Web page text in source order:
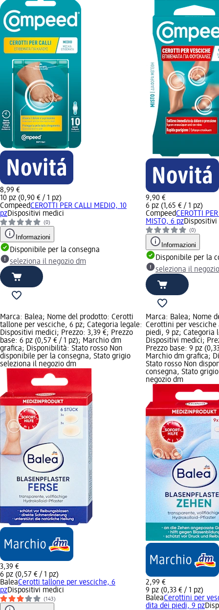
8,99 €
10 pz (0,90 € / 1 pz)
CompeedCEROTTI PER CALLI MEDIO, 10
pzDispositivi medici
(0)
Informazioni
Disponibile per la consegna
seleziona il negozio dm
9,90 €
6 pz (1,65 € / 1 pz)
CompeedCEROTTI
MISTO, 6 pz
(0)
Informazioni
Disponibile per la
seleziona il
Marca: Balea; Nome del prodotto: Cerotti
tallone per vesciche, 6 pz; Categoria legale:
Dispositivi medici; Prezzo: 3,39 €; Prezzo
base: 6 pz (0,57 € / 1 pz); Marchio dm
grafica; Disponibilità: Stato rosso Non
disponibile per la consegna, Stato grigio
seleziona il negozio dm
3,39 €
6 pz (0,57 € / 1 pz)
BaleaCerotti tallone per vesciche, 6
pzDispositivi medici
(143)
Marca: Balea; Nome
Cerottini per vesciche
piedi, 9 pz; Categoria
Dispositivi medici;
Prezzo base: 9 pz
Marchio dm grafica;
Stato rosso Non
consegna, Stato
negozio dm
2,99 €
9 pz (0,33 € / 1 pz)
BaleaCerottini per
dita dei piedi, 9 pz